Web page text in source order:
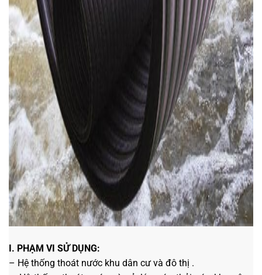
I. PHẠM VI SỬ DỤNG:
– Hệ thống thoát nước khu dân cư và đô thị .